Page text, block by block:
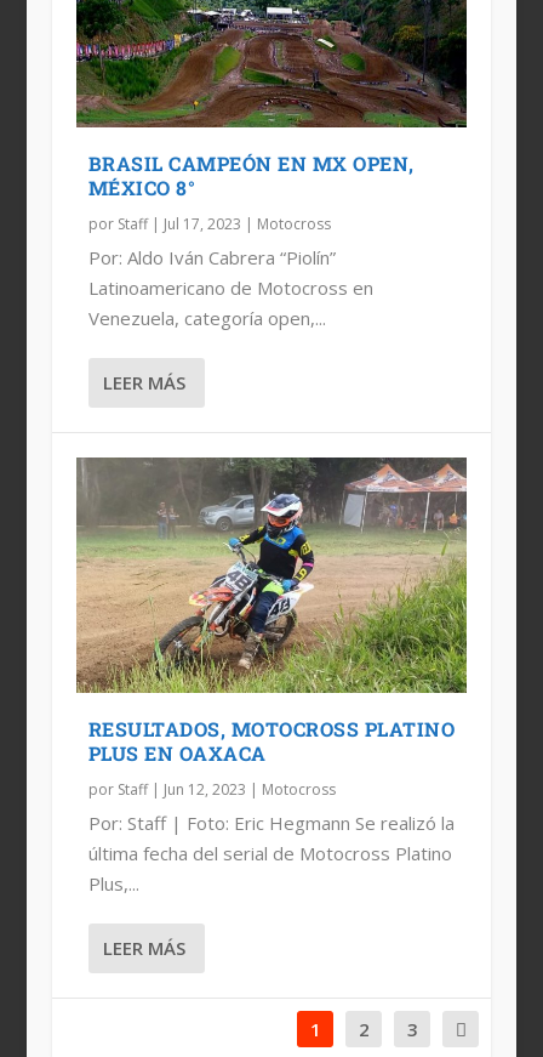
BRASIL CAMPEÓN EN MX OPEN,
MÉXICO 8°
por Staff| Jul 17, 2023 | Motocross
Por: Aldo Iván Cabrera “Piolín”
Latinoamericano de Motocross en
Venezuela, categoría open,...
LEER MÁS
RESULTADOS, MOTOCROSS PLATINO
PLUS EN OAXACA
por Staff| Jun 12, 2023 | Motocross
Por: Staff | Foto: Eric Hegmann Se realizó la
última fecha del serial de Motocross Platino
Plus,...
LEER MÁS
1 2 3